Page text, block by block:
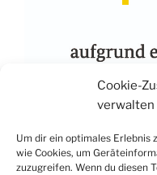
Cookie-
verwalten
Um dir ein optimales Erlebnis
wie Cookies, um
zuzugreifen. Wenn du diesen
Weitere Links